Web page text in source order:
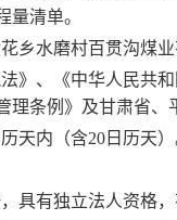
量清单。
乡水磨村百贯沟煤
》、《中华人民共
理条例》及甘肃省
历天内（含20 日历天
具有独立法人资格